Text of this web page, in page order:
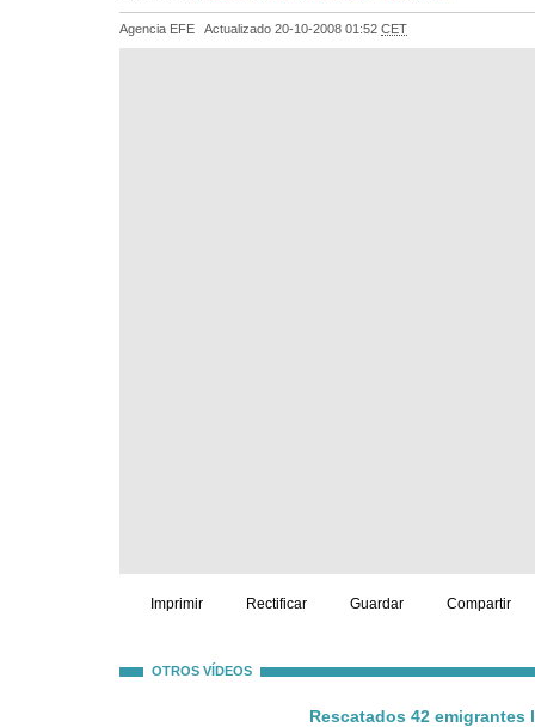
Agencia EFE Actualizado 20-10-2008 01:52 CET
Imprimir Rectificar Guardar Compartir
OTROS VÍDEOS
Rescatados 42